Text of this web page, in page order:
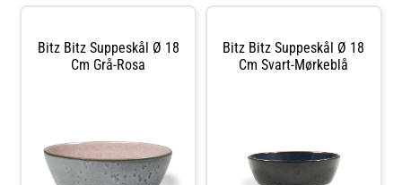
Bitz Bitz Suppeskål Ø 18
Cm Grå-Rosa
Bitz Bitz Suppeskål Ø 18
Cm Svart-Mørkeblå